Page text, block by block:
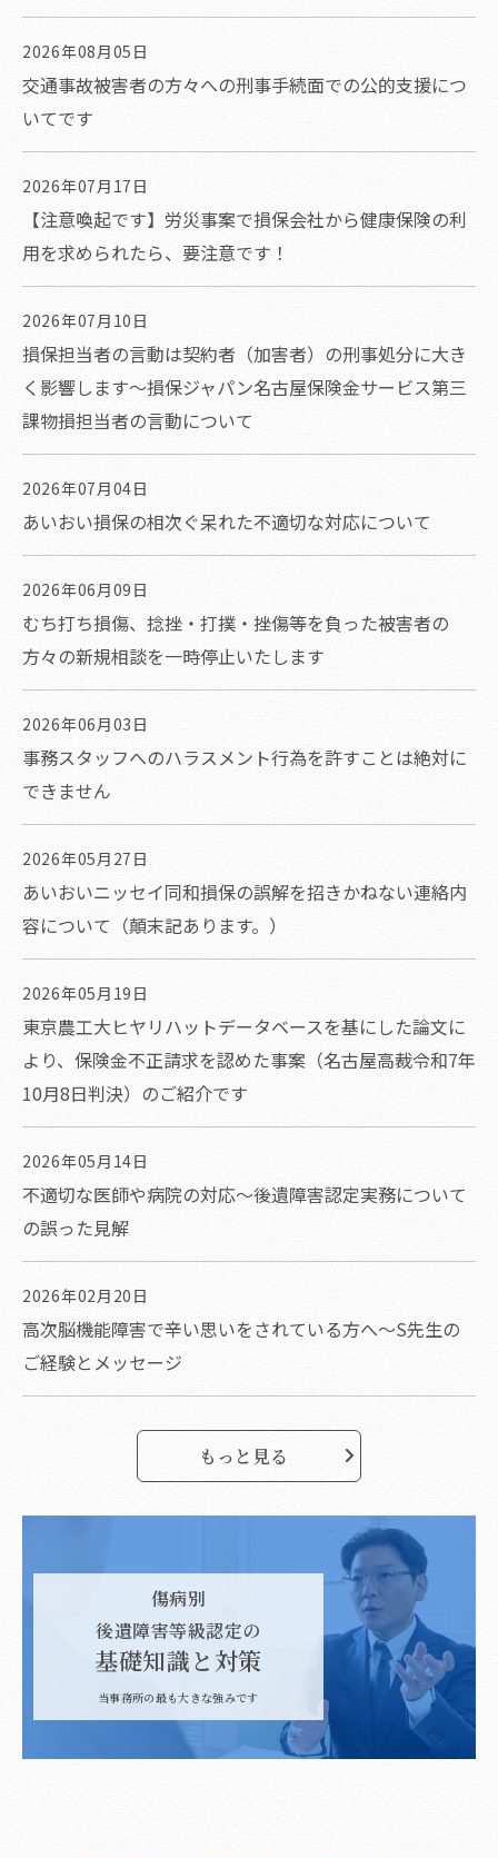
2026年08月05日
交通事故被害者の方々への刑事手続面での公的支援につ
いてです
2026年07月17日
【注意喚起です】労災事案で損保会社から健康保険の利
用を求められたら、要注意です！
2026年07月10日
損保担当者の言動は契約者（加害者）の刑事処分に大き
く影響します～損保ジャパン名古屋保険金サービス第三
課物損担当者の言動について
2026年07月04日
あいおい損保の相次ぐ呆れた不適切な対応について
2026年06月09日
むち打ち損傷、捻挫・打撲・挫傷等を負った被害者の
方々の新規相談を一時停止いたします
2026年06月03日
事務スタッフへのハラスメント行為を許すことは絶対に
できません
2026年05月27日
あいおいニッセイ同和損保の誤解を招きかねない連絡内
容について（顛末記あります。）
2026年05月19日
東京農工大ヒヤリハットデータベースを基にした論文に
より、保険金不正請求を認めた事案（名古屋高裁令和7年
10月8日判決）のご紹介です
2026年05月14日
不適切な医師や病院の対応～後遺障害認定実務について
の誤った見解
2026年02月20日
高次脳機能障害で辛い思いをされている方へ～S先生の
ご経験とメッセージ
もっと見る
傷病別
後遺障害等級認定の
基礎知識と対策
当事務所の最も大きな強みです